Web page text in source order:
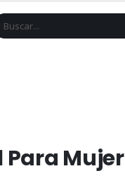
Para Mujer